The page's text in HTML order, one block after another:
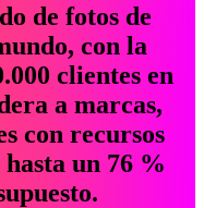
de fotos de
con la
clientes en
a marcas,
con recursos
un 76 %